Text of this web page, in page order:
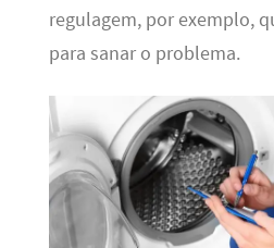
regulagem, por exemplo,
para sanar o problema.